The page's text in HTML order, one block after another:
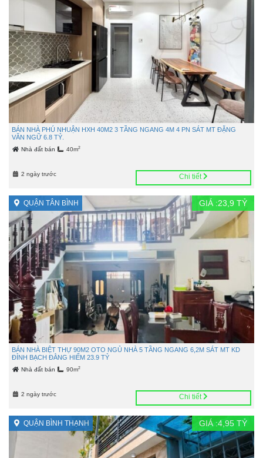
BÁN NHÀ PHÚ NHUẬN HXH 40M2 3 TẦNG NGANG 4M 4 PN SÁT MT ĐẶNG
VĂN NGỮ 6.8 TỶ.
Nhà đất bán 40m2
2 ngày trước Chi tiết
QUẬN TÂN BÌNH GIÁ :23,9 TỶ
BÁN NHÀ BIỆT THỰ 90M2 OTO NGỦ NHÀ 5 TẦNG NGANG 6,2M SÁT MT KD
ĐỈNH BẠCH ĐẰNG HIẾM 23.9 TỶ
Nhà đất bán 90m2
2 ngày trước Chi tiết
QUẬN BÌNH THẠNH GIÁ :4,95 TỶ